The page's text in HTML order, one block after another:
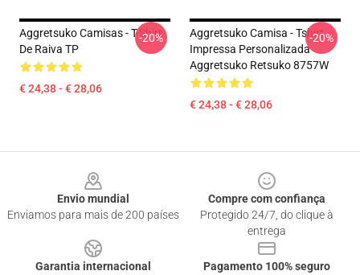
Aggretsuko Camisas - T-Shirt
De Raiva TP
€ 24,38 - € 28,06
-20%
Aggretsuko Camisa - Tshirt
Impressa Personalizada
Aggretsuko Retsuko 8757W
€ 24,38 - € 28,06
-20%
Envio mundial
Enviamos para mais de 200 países
Compre com confiança
Protegido 24/7, do clique à
entrega
Garantia internacional
Pagamento 100% seguro